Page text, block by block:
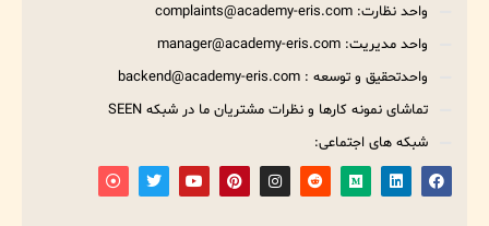
واحد نظارت: complaints@academy-eris.com
واحد مدیریت: manager@academy-eris.com
واحدتحقیق و توسعه : backend@academy-eris.com
تماشای نمونه کارها و نظرات مشتریان ما در شبکه SEEN
شبکه های اجتماعی: